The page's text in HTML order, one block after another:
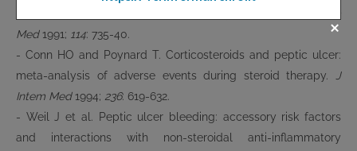
Med1991; 114: 735-40.
- Conn HO and Poynard T. Corticosteroids and peptic ulcer:
meta-analysis of adverse events during steroid therapy.
J
Intem Med1994; 236: 619-632.
- Weil J et al. Peptic ulcer bleeding: accessory risk factors
and interactions with non-steroidal anti-inflammatory